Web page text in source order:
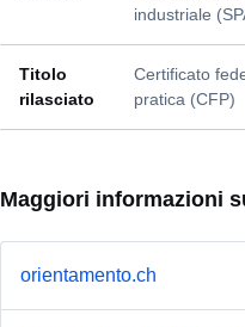
industriale
Titolo
rilasciato
Certificato
pratica (CFP)
Maggiori informazioni
orientamento.ch